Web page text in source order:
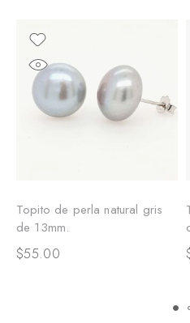
Topito de perla natural gris
de 13mm.
$55.00